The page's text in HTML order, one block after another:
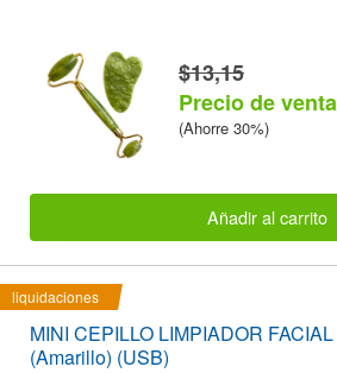
$13,15
Precio de
(Ahorre 30%)
Añadir al carrito
liquidaciones
MINI CEPILLO LIMPIADOR
(Amarillo) (USB)